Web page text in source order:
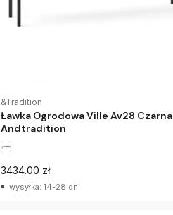
&Tradition
Ławka Ogrodowa Ville Av28 Czarna
Andtradition
3434.00 zł
wysyłka: 14-28 dni